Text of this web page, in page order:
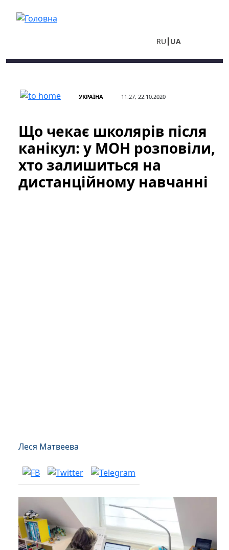
RU UA
УКРАЇНА 11:27, 22.10.2020
Що чекає школярів після
канікул: у МОН розповіли,
хто залишиться на
дистанційному навчанні
Леся Матвеева